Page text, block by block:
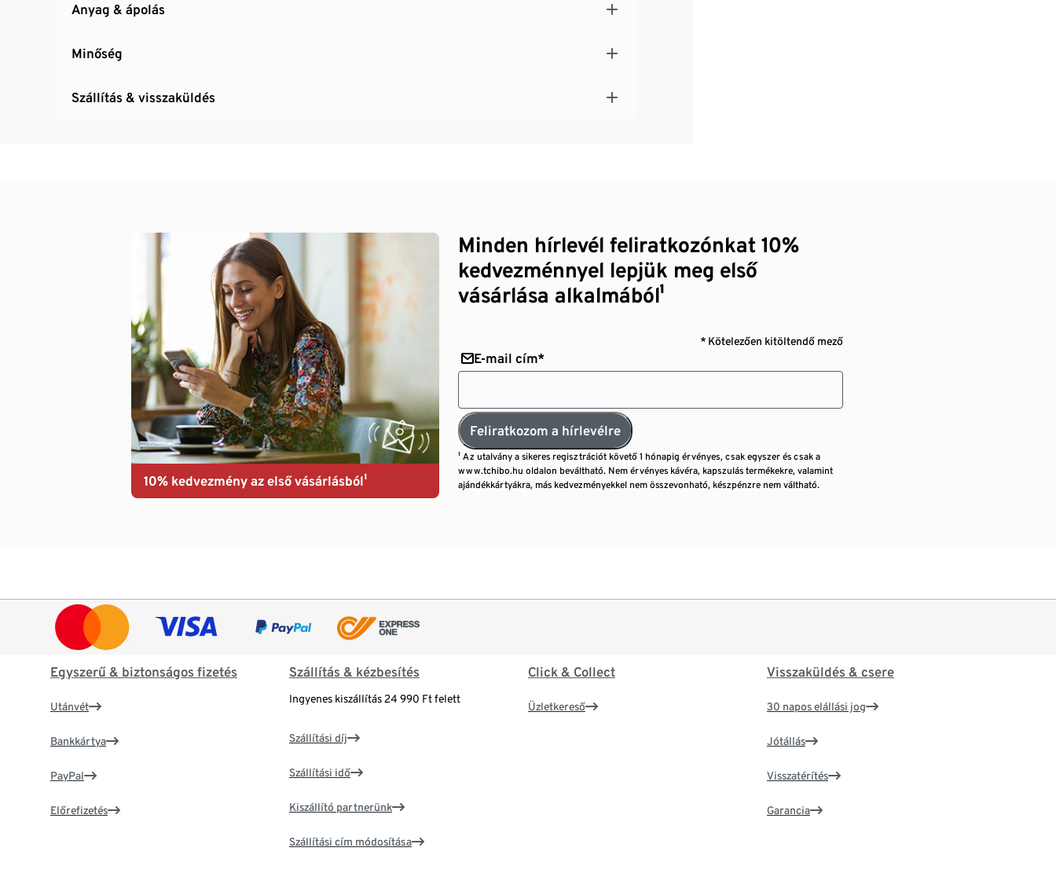
Anyag & ápolás
Minőség
Szállítás & visszaküldés
10% kedvezmény az első vásárlásból¹
Minden hírlevél feliratkozónkat 10%
kedvezménnyel lepjük meg első
vásárlása alkalmából¹
* Kötelezően kitöltendő mező
E-mail cím*
Feliratkozom a hírlevélre
¹ Az utalvány a sikeres regisztrációt követő 1 hónapig érvényes, csak egyszer és csak a
www.tchibo.hu oldalon beváltható. Nem érvényes kávéra, kapszulás termékekre, valamint
ajándékkártyákra, más kedvezményekkel nem összevonható, készpénzre nem váltható.
Egyszerű & biztonságos fizetés
Utánvét
Bankkártya
PayPal
Előrefizetés
Szállítás & kézbesítés
Ingyenes kiszállítás 24 990 Ft felett
Szállítási díj
Szállítási idő
Kiszállító partnerünk
Szállítási cím módosítása
Click & Collect
Üzletkereső
Visszaküldés & csere
30 napos elállási jog
Jótállás
Visszatérítés
Garancia